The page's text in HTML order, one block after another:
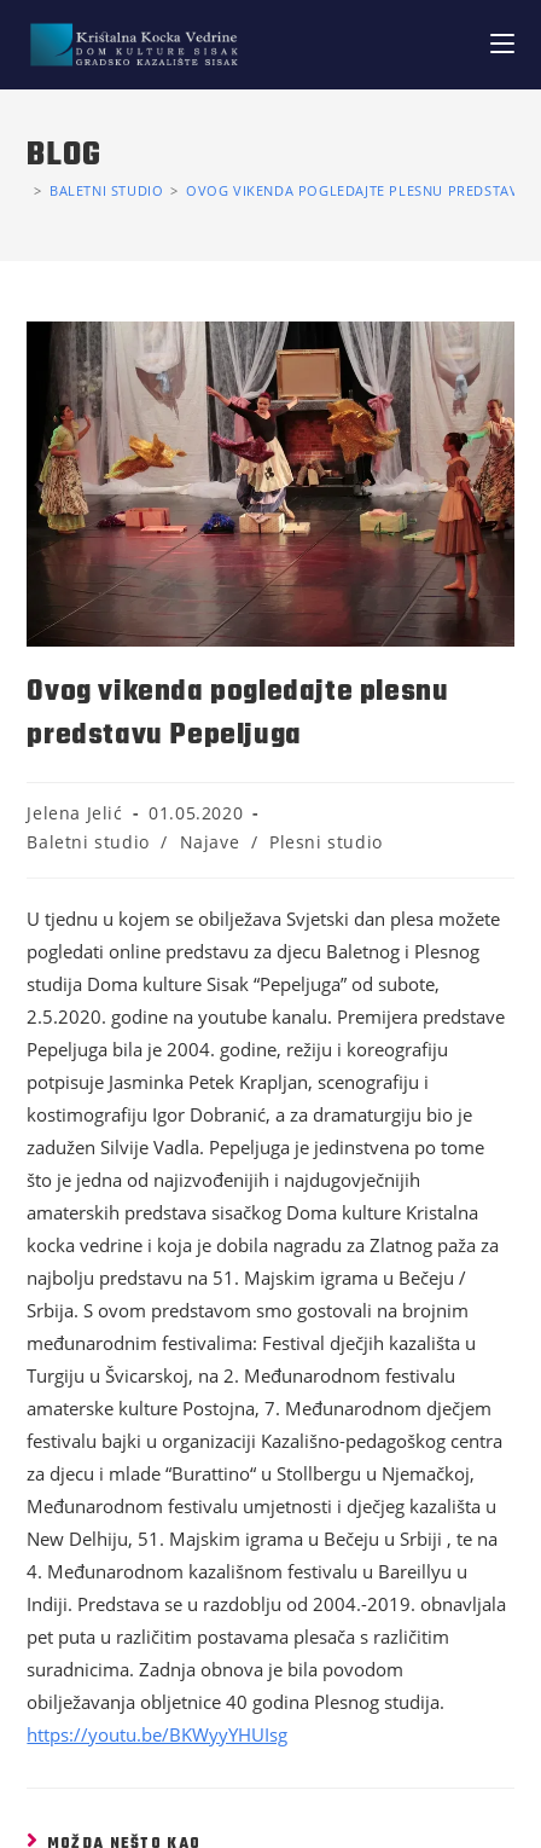
BLOG
> BALETNI STUDIO > OVOG VIKENDA POGLEDAJTE PLESNU PREDSTAVU
Ovog vikenda pogledajte plesnu
predstavu Pepeljuga
Jelena Jelić
01.05.2020
Baletni studio / Najave / Plesni studio
U tjednu u kojem se obilježava Svjetski dan plesa možete
pogledati online predstavu za djecu Baletnog i Plesnog
studija Doma kulture Sisak “Pepeljuga” od subote,
2.5.2020. godine na youtube kanalu. Premijera predstave
Pepeljuga bila je 2004. godine, režiju i koreografiju
potpisuje Jasminka Petek Krapljan, scenografiju i
kostimografiju Igor Dobranić, a za dramaturgiju bio je
zadužen Silvije Vadla. Pepeljuga je jedinstvena po tome
što je jedna od najizvođenijih i najdugovječnijih
amaterskih predstava sisačkog Doma kulture Kristalna
kocka vedrine i koja je dobila nagradu za Zlatnog paža za
najbolju predstavu na 51. Majskim igrama u Bečeju /
Srbija. S ovom predstavom smo gostovali na brojnim
međunarodnim festivalima: Festival dječjih kazališta u
Turgiju u Švicarskoj, na 2. Međunarodnom festivalu
amaterske kulture Postojna, 7. Međunarodnom dječjem
festivalu bajki u organizaciji Kazališno-pedagoškog centra
za djecu i mlade “Burattino“ u Stollbergu u Njemačkoj,
Međunarodnom festivalu umjetnosti i dječjeg kazališta u
New Delhiju, 51. Majskim igrama u Bečeju u Srbiji , te na
4. Međunarodnom kazališnom festivalu u Bareillyu u
Indiji. Predstava se u razdoblju od 2004.-2019. obnavljala
pet puta u različitim postavama plesača s različitim
suradnicima. Zadnja obnova je bila povodom
obilježavanja obljetnice 40 godina Plesnog studija.
https://youtu.be/BKWyyYHUIsg